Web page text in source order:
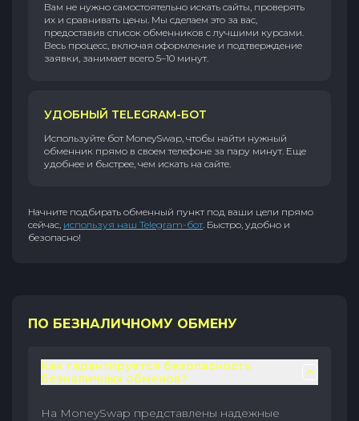
Вам не нужно самостоятельно искать сайты, проверять
их и сравнивать цены. Мы сделаем это за вас,
предоставив список обменников с лучшими курсами.
Весь процесс, включая оформление и подтверждение
заявки, занимает всего 5–10 минут.
УДОБНЫЙ TELEGRAM-БОТ
Используйте бот MoneySwap, чтобы найти нужный
обменник прямо в своем телефоне за пару минут. Еще
удобнее и быстрее, чем искать на сайте.
Начните подбирать обменный пункт под ваши цели прямо
сейчас, используя наш Telegram-бот. Быстро, удобно и
безопасно!
ПО БЕЗНАЛИЧНОМУ ОБМЕНУ
Как гарантируется безопасность
безналичных обменов?
На MoneySwap представлены надежные